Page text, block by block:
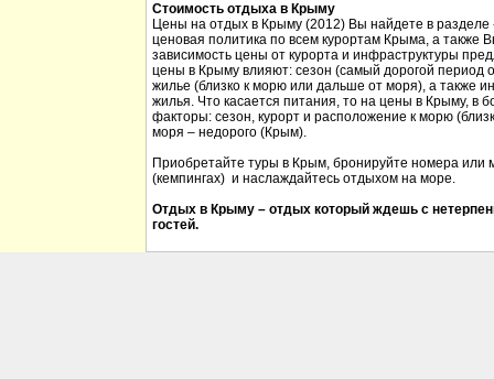
Стоимость отдыха в Крыму
Цены на отдых в Крыму (2012) Вы найдете в разделе
ценовая политика по всем курортам Крыма, а также
зависимость цены от курорта и инфраструктуры
цены в Крыму влияют: сезон (самый дорогой период
жилье (близко к морю или дальше от моря), а также
жилья. Что касается питания, то на цены в Крыму, в
факторы: сезон, курорт и расположение к морю
моря – недорого (Крым).
Приобретайте туры в Крым, бронируйте номера или
(кемпингах) и наслаждайтесь отдыхом на море.
Отдых в Крыму – отдых который ждешь с
гостей.